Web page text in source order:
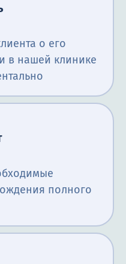
о его
в нашей клинике
полного